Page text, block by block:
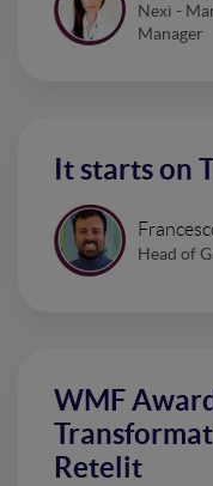
Nexi -
Manager
It starts on
Head of
WMF
Retelit